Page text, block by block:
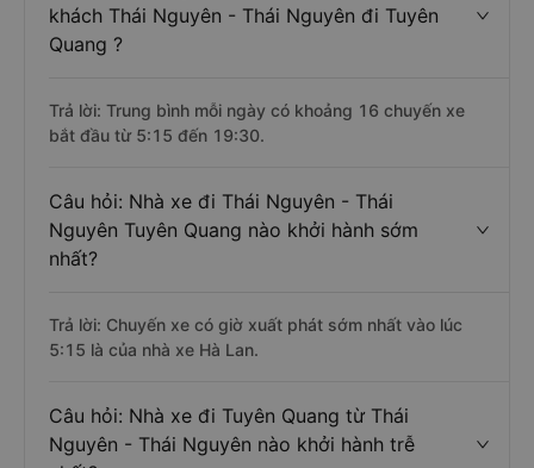
khách Thái Nguyên - Thái Nguyên đi Tuyên
Quang ?
Trả lời: Trung bình mỗi ngày có khoảng 16 chuyến xe
bắt đầu từ 5:15 đến 19:30.
Câu hỏi: Nhà xe đi Thái Nguyên - Thái
Nguyên Tuyên Quang nào khởi hành sớm
nhất?
Trả lời: Chuyến xe có giờ xuất phát sớm nhất vào lúc
5:15 là của nhà xe Hà Lan.
Câu hỏi: Nhà xe đi Tuyên Quang từ Thái
Nguyên - Thái Nguyên nào khởi hành trễ